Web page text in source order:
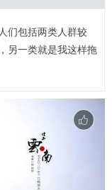
们包括两类人群较
另一类就是我这样拖